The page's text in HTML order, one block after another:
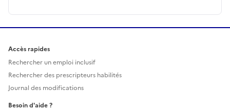
Accès rapides
Rechercher un emploi inclusif
Rechercher des prescripteurs habilités
Journal des modifications
Besoin d'aide ?